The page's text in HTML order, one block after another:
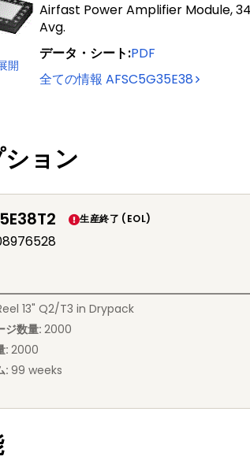
開
Airfast Power Amplifier Module,
Avg.
データ・シート:PDF
全ての情報 AFSC5G35E38
ョン
生産終了 (EOL)
13" Q2/T3 in Drypack
ジ数量: 2000
: 2000
: 99 weeks